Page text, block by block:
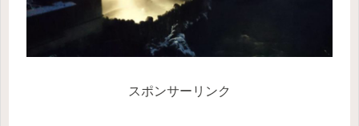
スポンサーリンク